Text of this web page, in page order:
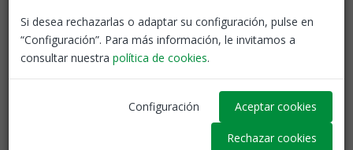
2020/21 ha sido de 1.690.
El ciberacoso de padres a profesores aumenta
de un 5% a un 9% en el curso 2020/21.
En este curso escolar hemos tenido un aumento de 366
actuaciones en todo el territorio debido a que se ha
recuperado la presencialidad en los centros educativos
respecto al curso anterior, en el que el último trimestre los
Si desea rechazarlas o adaptar su configuración, pulse en
“Configuración”. Para más información, le invitamos a
consultar nuestra política de cookies.
Configuración Aceptar cookies
Rechazar cookies